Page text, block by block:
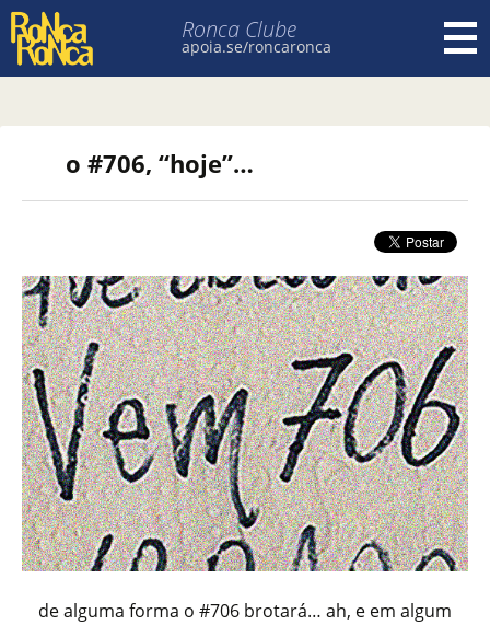
Ronca Clube
apoia.se/roncaronca
o #706, “hoje”…
de alguma forma o #706 brotará… ah, e em algum